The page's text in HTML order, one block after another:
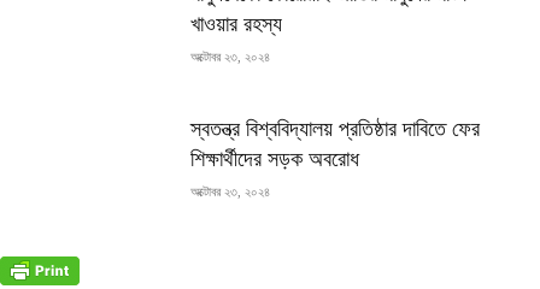
খাওয়ার রহস্য
অক্টোবর ২৩, ২০২৪
স্বতন্ত্র বিশ্ববিদ্যালয় প্রতিষ্ঠার দাবিতে ফের
শিক্ষার্থীদের সড়ক অবরোধ
অক্টোবর ২৩, ২০২৪